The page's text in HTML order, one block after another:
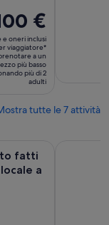
€
€
e oneri inclusi
viaggiatore*
a un
più basso
più di 2
adulti
tutte le 7 attività
fatti
a